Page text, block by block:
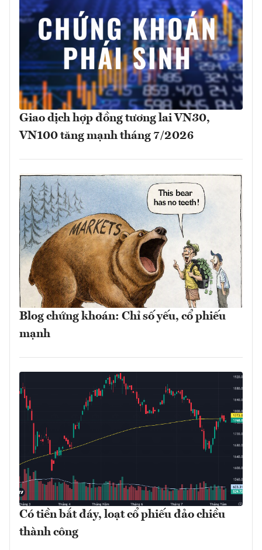
Giao dịch hợp đồng tương lai VN30,
VN100 tăng mạnh tháng 7/2026
Blog chứng khoán: Chỉ số yếu, cổ phiếu
mạnh
Có tiền bắt đáy, loạt cổ phiếu đảo chiều
thành công